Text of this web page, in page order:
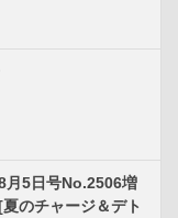
月5日号No.2506増
のチャージ＆デト